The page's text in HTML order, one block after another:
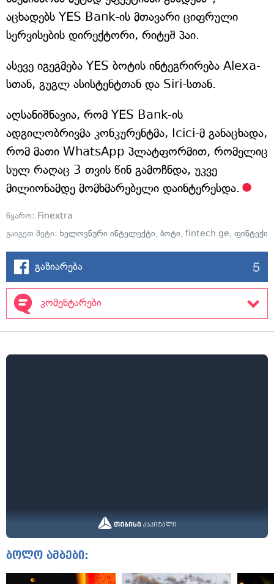
აცხადებს YES Bank-ის მთავარი ციფრული
სერვისების დირექტორი, რიტეშ პაი.
ასევე იგეგმება YES ბოტის ინტეგრირება Alexa-
სთან, გუგლ ასისტენტთან და Siri-სთან.
აღსანიშნავია, რომ YES Bank-ის
ადგილობრივმა კონკურენტმა, Icici-მ განაცხადა,
რომ მათი WhatsApp პლატფორმით, რომელიც
სულ რაღაც 3 თვის წინ გამოჩნდა, უკვე
მილიონამდე მომხმარებელი დაინტერესდა.
წყარო: Finextra
გაიგეთ მეტი: ხელოვნური ინტელექტი, ბოტი, fintech.ge, ფინტექი
გაზიარება 5
კომენტარები
ბოლო ამბები: